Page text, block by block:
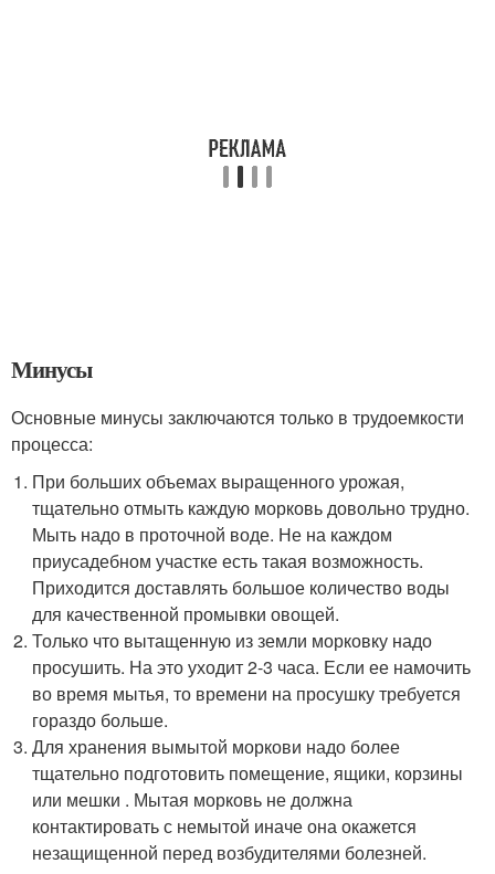
Минусы
Основные минусы заключаются только в трудоемкости
процесса:
При больших объемах выращенного урожая,
тщательно отмыть каждую морковь довольно трудно.
Мыть надо в проточной воде. Не на каждом
приусадебном участке есть такая возможность.
Приходится доставлять большое количество воды
для качественной промывки овощей.
Только что вытащенную из земли морковку надо
просушить. На это уходит 2-3 часа. Если ее намочить
во время мытья, то времени на просушку требуется
гораздо больше.
Для хранения вымытой моркови надо более
тщательно подготовить помещение, ящики, корзины
или мешки . Мытая морковь не должна
контактировать с немытой иначе она окажется
незащищенной перед возбудителями болезней.